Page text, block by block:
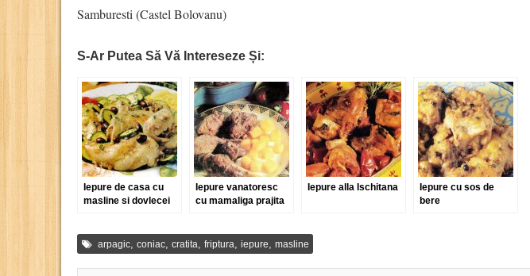
Samburesti (Castel Bolovanu)
S-Ar Putea Să Vă Intereseze Și:
Iepure de casa cu
masline si dovlecei
Iepure vanatoresc
cu mamaliga prajita
Iepure alla Ischitana
Iepure cu sos de
bere
arpagic, coniac, cratita, friptura, iepure, masline